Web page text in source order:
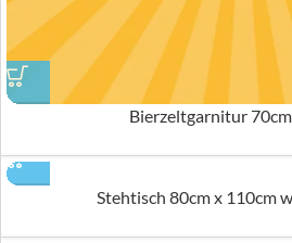
Bierzeltgarnitur
Stehtisch 80cm x 110cm